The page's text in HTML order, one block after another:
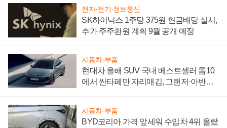
전자·전기·정보통신
SK하이닉스 1주당 375원 현금배당 실시,
추가 주주환원 계획 9월 공개 예정
자동차·부품
현대차 올해 SUV 국내 베스트셀러 톱10
에서 싼타페만 자리매김, 그랜저·아반떼
자동차·부품
BYD코리아 가격 앞세워 수입차 4위 올랐